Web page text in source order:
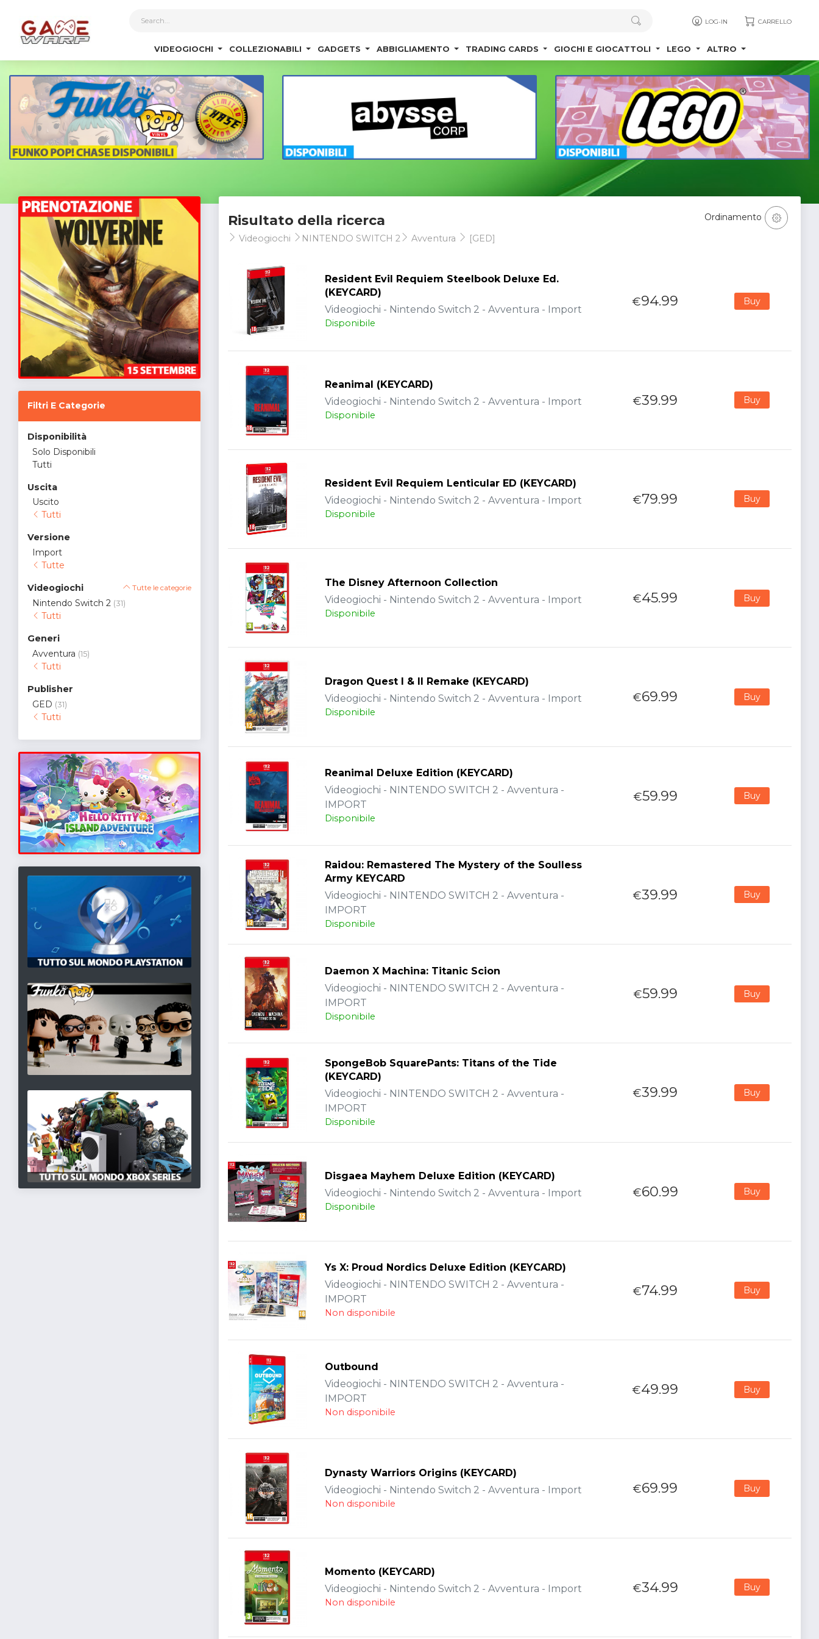
LOG-IN CARRELLO
VIDEOGIOCHI COLLEZIONABILI GADGETS ABBIGLIAMENTO TRADING CARDS GIOCHI E GIOCATTOLI LEGO ALTRO
Filtri E Categorie
Disponibilità
Solo Disponibili
Tutti
Uscita
Uscito
Tutti
Versione
Import
Tutte
Videogiochi Tutte le categorie
Nintendo Switch 2 (31)
Tutti
Generi
Avventura (15)
Tutti
Publisher
GED (31)
Tutti
Risultato della ricerca
Videogiochi NINTENDO SWITCH 2 Avventura [GED]
Ordinamento
Resident Evil Requiem Steelbook Deluxe Ed.
(KEYCARD)
Videogiochi - Nintendo Switch 2 - Avventura - Import
Disponibile
€94.99 Buy
Reanimal (KEYCARD)
Videogiochi - Nintendo Switch 2 - Avventura - Import
Disponibile
€39.99 Buy
Resident Evil Requiem Lenticular ED (KEYCARD)
Videogiochi - Nintendo Switch 2 - Avventura - Import
Disponibile
€79.99 Buy
The Disney Afternoon Collection
Videogiochi - Nintendo Switch 2 - Avventura - Import
Disponibile
€45.99 Buy
Dragon Quest I & II Remake (KEYCARD)
Videogiochi - Nintendo Switch 2 - Avventura - Import
Disponibile
€69.99 Buy
Reanimal Deluxe Edition (KEYCARD)
Videogiochi - NINTENDO SWITCH 2 - Avventura -
IMPORT
Disponibile
€59.99 Buy
Raidou: Remastered The Mystery of the Soulless
Army KEYCARD
Videogiochi - NINTENDO SWITCH 2 - Avventura -
IMPORT
Disponibile
€39.99 Buy
Daemon X Machina: Titanic Scion
Videogiochi - NINTENDO SWITCH 2 - Avventura -
IMPORT
Disponibile
€59.99 Buy
SpongeBob SquarePants: Titans of the Tide
(KEYCARD)
Videogiochi - NINTENDO SWITCH 2 - Avventura -
IMPORT
Disponibile
€39.99 Buy
Disgaea Mayhem Deluxe Edition (KEYCARD)
Videogiochi - Nintendo Switch 2 - Avventura - Import
Disponibile
€60.99 Buy
Ys X: Proud Nordics Deluxe Edition (KEYCARD)
Videogiochi - NINTENDO SWITCH 2 - Avventura -
IMPORT
Non disponibile
€74.99 Buy
Outbound
Videogiochi - NINTENDO SWITCH 2 - Avventura -
IMPORT
Non disponibile
€49.99 Buy
Dynasty Warriors Origins (KEYCARD)
Videogiochi - Nintendo Switch 2 - Avventura - Import
Non disponibile
€69.99 Buy
Momento (KEYCARD)
Videogiochi - Nintendo Switch 2 - Avventura - Import
Non disponibile
€34.99 Buy